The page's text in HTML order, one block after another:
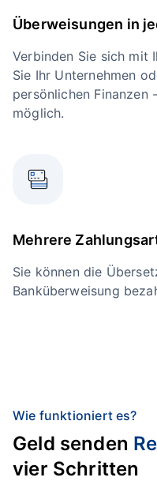
Überweisungen in
Verbinden Sie sich mit
Sie Ihr Unternehmen
persönlichen Finanzen
möglich.
Mehrere
Sie können die
Banküberweisung
Wie funktioniert es?
Geld senden
vier Schritten